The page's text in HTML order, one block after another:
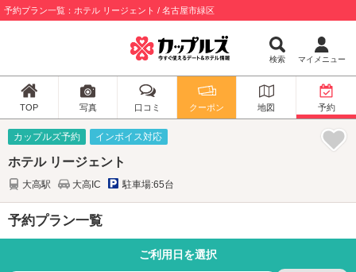
予約プラン一覧：ホテル リージェント / 名古屋市緑区
検索 マイメニュー
TOP 写真 口コミ クーポン 地図 予約
カップルズ予約 インボイス対応
ホテル リージェント
大高駅 大高IC 駐車場:65台
予約プラン一覧
ご利用日を選択